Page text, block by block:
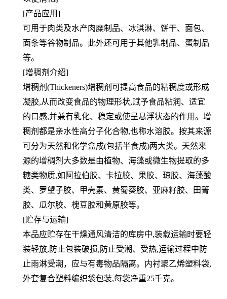
[产品应用]
可用于肉类及水产肉糜制品、冰淇淋、饼干、面包、
面条等谷物制品。此外还可用于其他乳制品、蛋制品
等。
[增稠剂介绍]
增稠剂(Thickeners)增稠剂可提高食品的粘稠度或形成
凝胶,从而改变食品的物理形状,赋予食品粘润、适宜
的口感,并兼有乳化、稳定或使呈悬浮状态的作用。增
稠剂都是亲水性高分子化合物,也称水溶胶。按其来源
可分为天然和化学盒成(包括半食成)两大类。天然来
源的增稠剂大多数是由植物、海藻或微生物提取的多
糖类物质,如阿拉伯胶、卡拉胶、果胶、琼胶、海藻酸
类、罗望子胶、甲壳素、黄蜀葵胶、亚麻籽胶、田箐
胶、瓜尔胶、槐豆胶和黄原胶等。
[贮存与运输]
本品应贮存在干燥通风清洁的库房中,装载运输时要轻
装轻放,防止包装破损,防止受潮、受热,运输过程中防
止雨淋受潮，应与有毒物品隔离。内衬聚乙烯塑料袋,
外套复合塑料编织袋包装,每袋净重25千克。